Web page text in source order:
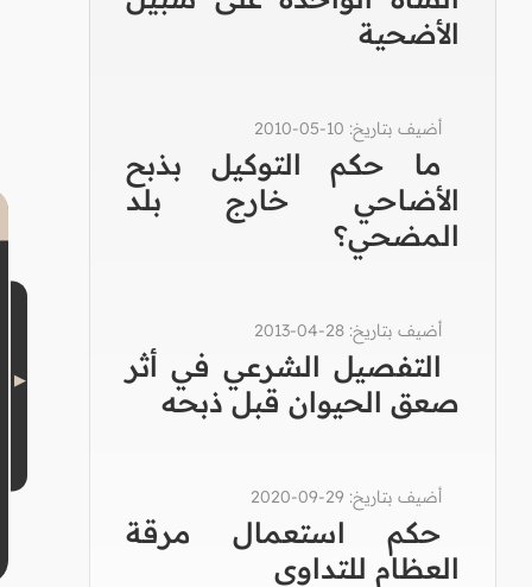
الأضحية
أضيف بتاريخ: 10-05-2010
ما حكم التوكيل بذبح
الأضاحي خارج بلد
المضحي؟
أضيف بتاريخ: 28-04-2013
التفصيل الشرعي في أثر
صعق الحيوان قبل ذبحه
أضيف بتاريخ: 29-09-2020
حكم استعمال مرقة
العظام للتداوي